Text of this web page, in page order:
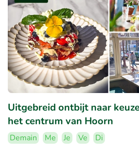
Uitgebreid ontbijt naar
het centrum van Hoorn
Demain Me Je Ve
Di